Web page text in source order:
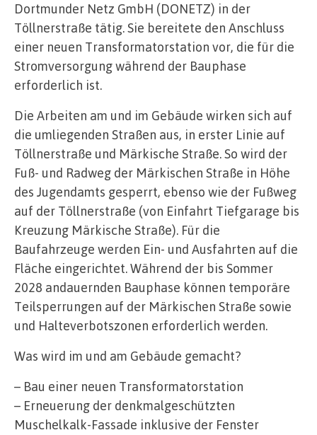
Dortmunder Netz GmbH (DONETZ) in der
Töllnerstraße tätig. Sie bereitete den Anschluss
einer neuen Transformatorstation vor, die für die
Stromversorgung während der Bauphase
erforderlich ist.
Die Arbeiten am und im Gebäude wirken sich auf
die umliegenden Straßen aus, in erster Linie auf
Töllnerstraße und Märkische Straße. So wird der
Fuß- und Radweg der Märkischen Straße in Höhe
des Jugendamts gesperrt, ebenso wie der Fußweg
auf der Töllnerstraße (von Einfahrt Tiefgarage bis
Kreuzung Märkische Straße). Für die
Baufahrzeuge werden Ein- und Ausfahrten auf die
Fläche eingerichtet. Während der bis Sommer
2028 andauernden Bauphase können temporäre
Teilsperrungen auf der Märkischen Straße sowie
und Halteverbotszonen erforderlich werden.
Was wird im und am Gebäude gemacht?
– Bau einer neuen Transformatorstation
– Erneuerung der denkmalgeschützten
Muschelkalk-Fassade inklusive der Fenster